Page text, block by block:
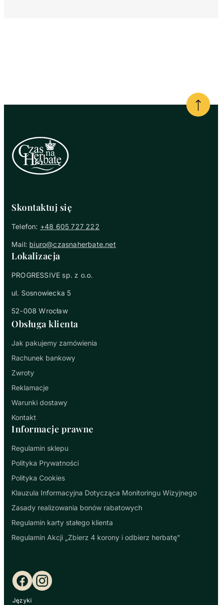
Skontaktuj się
Telefon: +48 605 727 222
Mail: biuro@czasnaherbate.net
Lokalizacja
PROGRESSIVE sp. z o.o.
ul. Sosnowiecka 5
52-008 Wrocław
Obsługa klienta
Jak pakujemy zamówienia
Rachunek bankowy
Zwroty
Reklamacje
Warunki dostawy
Kontakt
Informacje prawne
Regulamin sklepu
Polityka Prywatności
Polityka Cookies
Klauzula Informacyjna Dotycząca Monitoringu Wizyjnego
Zasady realizowania bonów rabatowych
Regulamin karty stałego klienta
Regulamin Akcji „Zbierz 4 korony i odbierz herbatę”
FacebookInstagram
Języki